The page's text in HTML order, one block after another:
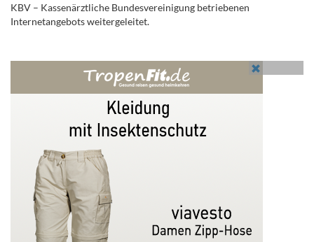
KBV – Kassenärztliche Bundesvereinigung betriebenen
Internetangebots weitergeleitet.